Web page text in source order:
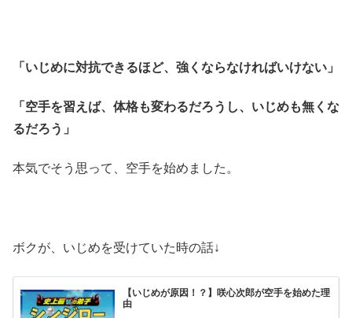
「いじめに対抗できるほど、強くならなければいけない」
「空手を習えば、体格も変わるだろうし、いじめも無くな
るだろう」
本気でそう思って、空手を始めました。
ボクが、いじめを受けていた時の話↓
【いじめが原因！？】咲心次郎が空手を始めた理
由